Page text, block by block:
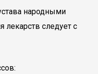
народными
лекарств следует с